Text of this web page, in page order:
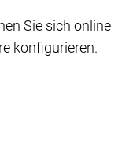
Sie sich online
konfigurieren.